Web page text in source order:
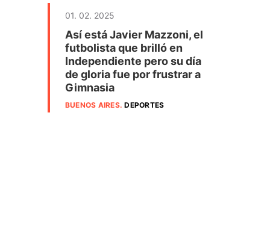
01. 02. 2025
Así está Javier Mazzoni, el
futbolista que brilló en
Independiente pero su día
de gloria fue por frustrar a
Gimnasia
BUENOS AIRES.DEPORTES